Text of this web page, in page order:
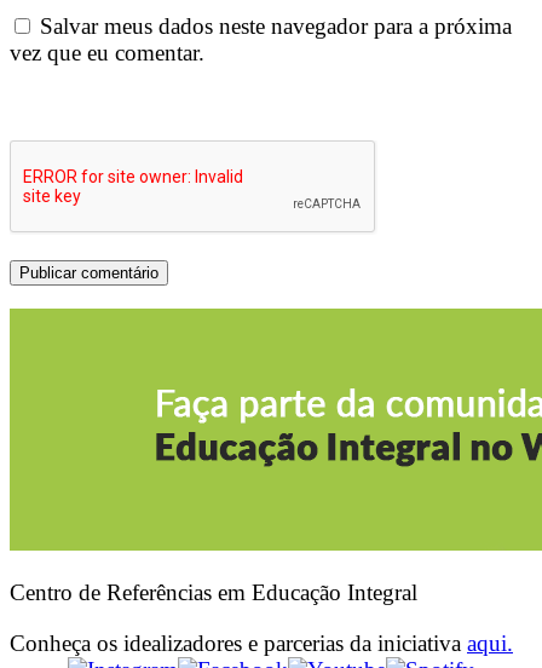
Salvar meus dados neste navegador para a próxima
vez que eu comentar.
Centro de Referências em Educação Integral
Conheça os idealizadores e parcerias da iniciativa aqui.